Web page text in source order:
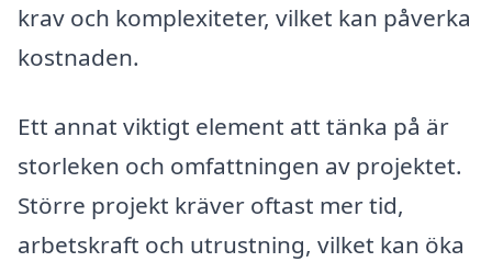
krav och komplexiteter, vilket kan påverka
kostnaden.
Ett annat viktigt element att tänka på är
storleken och omfattningen av projektet.
Större projekt kräver oftast mer tid,
arbetskraft och utrustning, vilket kan öka